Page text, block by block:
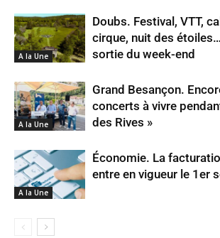
A la Une
Doubs. Festival, VTT,
cirque, nuit des
sortie du week-end
A la Une
Grand Besançon.
concerts à vivre
des Rives »
A la Une
Économie. La
entre en vigueur le 1er